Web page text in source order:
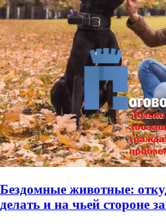
Бездомные животные:
делать и на чьей стороне